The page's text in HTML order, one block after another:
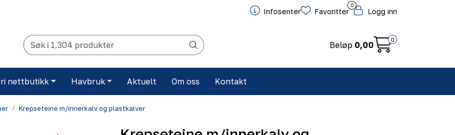
Infosenter
0
Favoritter Logg inn
Beløp 0,00
0
nettbutikk Havbruk Aktuelt Om oss Kontakt
Krepseteine m/innerkalv og plastkalver